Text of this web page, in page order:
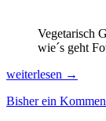
Vegetarisch
wie´s geht
Champagner,
und
weiterlesen →
Bisher ein